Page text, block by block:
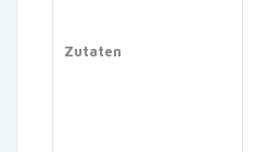
Zutaten